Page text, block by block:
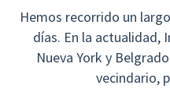
Hemos recorrido un
días. En la actualidad,
Nueva York y
vecindario,